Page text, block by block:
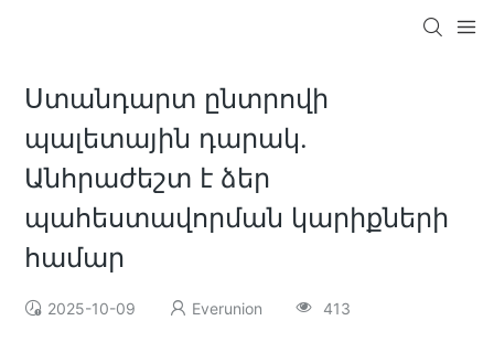
Ստանդարտ ընտրովի
պալետային դարակ.
Անհրաժեշտ է ձեր
պահեստավորման կարիքների
համար
2025-10-09 Everunion 413